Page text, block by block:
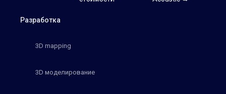
Разработка
3D mapping
3D моделирование